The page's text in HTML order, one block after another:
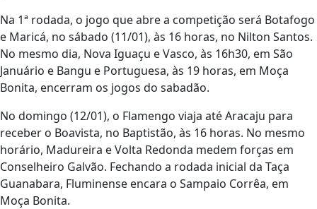
Na 1ª rodada, o jogo que abre a competição será Botafogo
e Maricá, no sábado (11/01), às 16 horas, no Nilton Santos.
No mesmo dia, Nova Iguaçu e Vasco, às 16h30, em São
Januário e Bangu e Portuguesa, às 19 horas, em Moça
Bonita, encerram os jogos do sabadão.
No domingo (12/01), o Flamengo viaja até Aracaju para
receber o Boavista, no Baptistão, às 16 horas. No mesmo
horário, Madureira e Volta Redonda medem forças em
Conselheiro Galvão. Fechando a rodada inicial da Taça
Guanabara, Fluminense encara o Sampaio Corrêa, em
Moça Bonita.